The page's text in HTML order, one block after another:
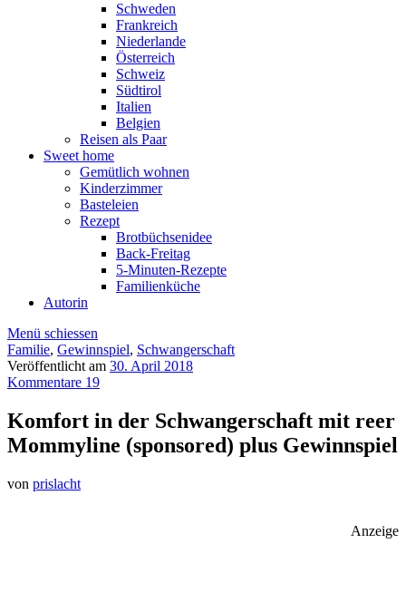
Schweden
Frankreich
Niederlande
Österreich
Schweiz
Südtirol
Italien
Belgien
Reisen als Paar
Sweet home
Gemütlich wohnen
Kinderzimmer
Basteleien
Rezept
Brotbüchsenidee
Back-Freitag
5-Minuten-Rezepte
Familienküche
Autorin
Menü schiessen
Familie, Gewinnspiel, Schwangerschaft
Veröffentlicht am 30. April 2018
Kommentare 19
Komfort in der Schwangerschaft mit reer
Mommyline (sponsored) plus Gewinnspiel
von prislacht
Anzeige